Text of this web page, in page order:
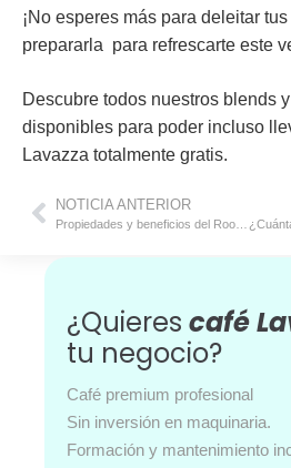
¡No esperes más para deleitar
prepararla para refrescarte este
Descubre todos nuestros blends
disponibles para poder incluso
Lavazza totalmente gratis.
NOTICIA ANTERIOR
¿Quieres café
tu negocio?
Café premium profesional
Sin inversión en maquinaria.
Formación y mantenimiento